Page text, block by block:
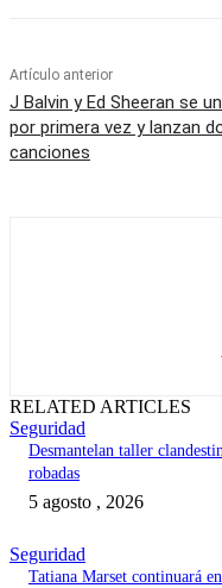
Artículo anterior
J Balvin y Ed Sheeran se
por primera vez y lanzan
canciones
RELATED ARTICLES
Seguridad
Desmantelan taller
robadas
5 agosto , 2026
Seguridad
Tatiana Marset continuará